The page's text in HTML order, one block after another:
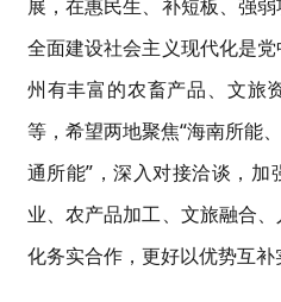
展，在惠民生、补短板、强弱
全面建设社会主义现代化是
州有丰富的农畜产品、文旅
等，希望两地聚焦“海南所能
通所能”，深入对接洽谈， 加
业、农产品加工、文旅融合
化务实合作，更好以优势互补